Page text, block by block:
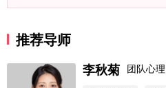
推荐导师
李秋菊 团队心